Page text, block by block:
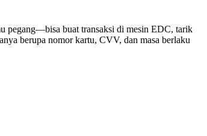
pegang—bisa buat transaksi di mesin EDC, tarik
berupa nomor kartu, CVV, dan masa berlaku